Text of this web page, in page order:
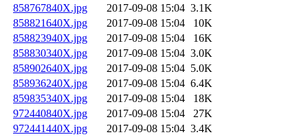
858767840X.jpg
2017-09-08 15:04 3.1K
858821640X.jpg
2017-09-08 15:04
10K
858823940X.jpg
2017-09-08 15:04
16K
858830340X.jpg
2017-09-08 15:04 3.0K
858902640X.jpg
2017-09-08 15:04 5.0K
858936240X.jpg
2017-09-08 15:04 6.4K
859835340X.jpg
2017-09-08 15:04
18K
972440840X.jpg
2017-09-08 15:04
27K
972441440X.jpg
2017-09-08 15:04 3.4K